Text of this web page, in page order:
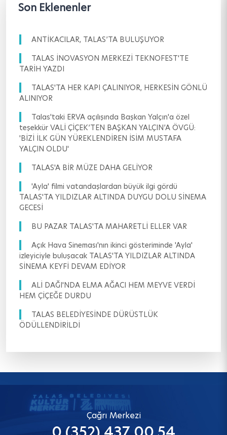
Son Eklenenler
ANTİKACILAR, TALAS’TA BULUŞUYOR
TALAS İNOVASYON MERKEZİ TEKNOFEST'TE
TARİH YAZDI
TALAS'TA HER KAPI ÇALINIYOR, HERKESİN GÖNLÜ
ALINIYOR
Talas'taki ERVA açılışında Başkan Yalçın'a özel
teşekkür VALİ ÇİÇEK’TEN BAŞKAN YALÇIN’A ÖVGÜ:
'BİZİ İLK GÜN YÜREKLENDİREN İSİM MUSTAFA
YALÇIN OLDU'
TALAS'A BİR MÜZE DAHA GELİYOR
'Ayla' filmi vatandaşlardan büyük ilgi gördü
TALAS'TA YILDIZLAR ALTINDA DUYGU DOLU SİNEMA
GECESİ
BU PAZAR TALAS'TA MAHARETLİ ELLER VAR
Açık Hava Sineması'nın ikinci gösteriminde 'Ayla'
izleyiciyle buluşacak TALAS'TA YILDIZLAR ALTINDA
SİNEMA KEYFİ DEVAM EDİYOR
ALİ DAĞI'NDA ELMA AĞACI HEM MEYVE VERDİ
HEM ÇİÇEĞE DURDU
TALAS BELEDİYESİNDE DÜRÜSTLÜK
ÖDÜLLENDİRİLDİ
Çağrı Merkezi